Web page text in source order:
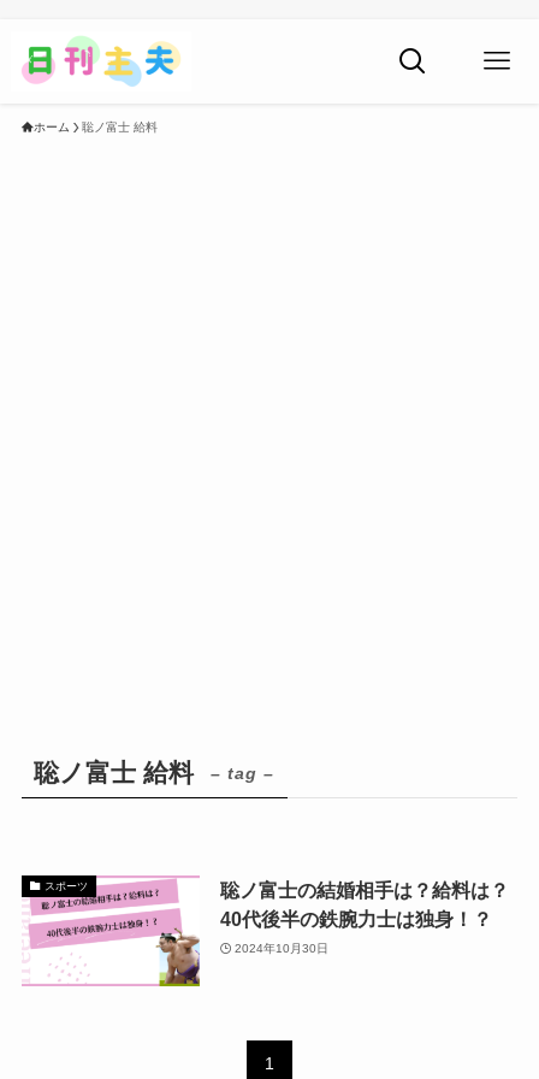
ホーム 聡ノ富士 給料
聡ノ富士 給料 – tag –
スポーツ
聡ノ富士の結婚相手は？給料は？
40代後半の鉄腕力士は独身！？
2024年10月30日
1